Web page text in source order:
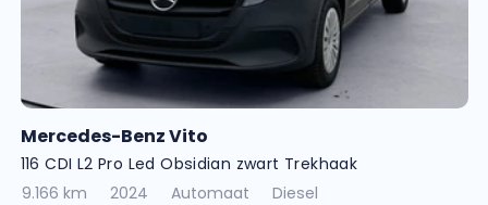
Mercedes-Benz Vito
116 CDI L2 Pro Led Obsidian zwart Trekhaak
Parkeerpakket Carplay Cruise control
9.166 km 2024 Automaat Diesel